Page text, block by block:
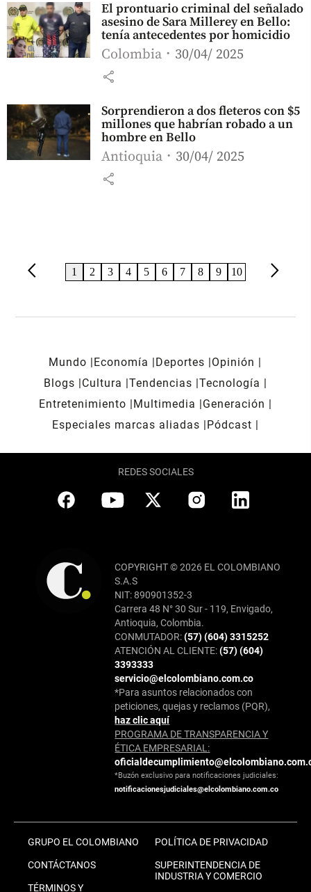
El prontuario criminal del señalado
asesino de Sara Millerey en Bello:
tenía antecedentes por homicidio
Colombia 30/04/ 2025
share
Sorprendieron a dos fleteros con $5
millones que habrían robado a un
hombre en Bello
Antioquia 30/04/ 2025
share
arrow_back_ios 1 2 3 4 5 6 7 8 9 10 arrow_forward_ios
Mundo Economía Deportes
Opinión
Blogs
Cultura Tendencias Tecnología
Entretenimiento
Multimedia
Generación
Especiales marcas aliadas
Pódcast
REDES SOCIALES
COPYRIGHT © 2026 EL COLOMBIANO
S.A.S
NIT: 890901352-3
Carrera 48 N° 30 Sur - 119, Envigado,
Antioquia, Colombia.
CONMUTADOR:(57) (604) 3315252
ATENCIÓN AL CLIENTE:(57) (604)
3393333
servicio@elcolombiano.com.co
*Para asuntos relacionados con
peticiones, quejas y reclamos (PQR),
haz clic aquí
PROGRAMA DE TRANSPARENCIA Y
ÉTICA EMPRESARIAL:
*Buzón exclusivo para notificaciones judiciales:
notificacionesjudiciales@elcolombiano.com.co
GRUPO EL COLOMBIANO
CONTÁCTANOS
TÉRMINOS Y
POLÍTICA DE PRIVACIDAD
SUPERINTENDENCIA DE
INDUSTRIA Y COMERCIO